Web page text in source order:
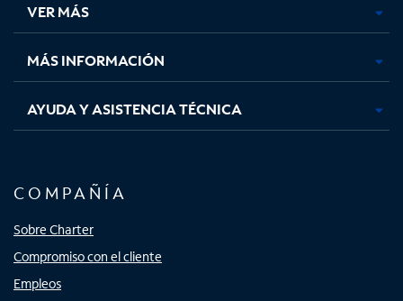
pestaña
nueva
pestaña
nueva
pestaña
nuevanueva
VER MÁS
MÁS INFORMACIÓN
AYUDA Y ASISTENCIA TÉCNICA
COMPAÑÍA
Sobre Charter
Compromiso con el cliente
Empleos